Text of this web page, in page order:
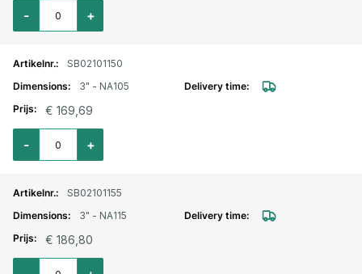
Aantal voor Storz lm. aansluitstuk buitendraad draaibaar 3" - NA89
+
-
SB02101150
3" - NA105
€ 169,69
Aantal voor Storz lm. aansluitstuk buitendraad draaibaar 3" - NA105
+
-
SB02101155
3" - NA115
€ 186,80
Aantal voor Storz lm. aansluitstuk buitendraad draaibaar 3" - NA115